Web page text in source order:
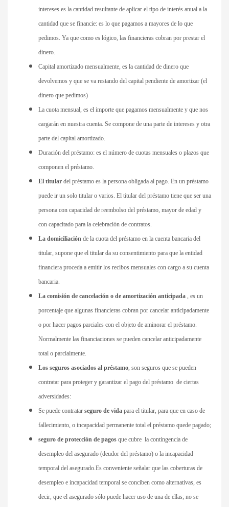
intereses es la cantidad resultante de aplicar el tipo de interés anual a la
cantidad que se financie: es lo que pagamos a mayores de lo que
pedimos. Ya que como es lógico, las financieras cobran por prestar el
dinero.
Capital amortizado mensualmente, es la cantidad de dinero que
devolvemos y que se va restando del capital pendiente de amortizar (el
dinero que pedimos)
La cuota mensual, es el importe que pagamos mensualmente y que nos
cargarán en nuestra cuenta. Se compone de una parte de intereses y otra
parte del capital amortizado.
Duración del préstamo: es el número de cuotas mensuales o plazos que
componen el préstamo.
El titular del préstamo es la persona obligada al pago. En un préstamo
puede ir un solo titular o varios. El titular del préstamo tiene que ser una
persona con capacidad de reembolso del préstamo, mayor de edad y
con capacitado para la celebración de contratos.
La domiciliación de la cuota del préstamo en la cuenta bancaria del
titular, supone que el titular da su consentimiento para que la entidad
financiera proceda a emitir los recibos mensuales con cargo a su cuenta
bancaria.
La comisión de cancelación o de amortización anticipada , es un
porcentaje que algunas financieras cobran por cancelar anticipadamente
o por hacer pagos parciales con el objeto de aminorar el préstamo.
Normalmente las financiaciones se pueden cancelar anticipadamente
total o parcialmente.
Los seguros asociados al préstamo, son seguros que se pueden
contratar para proteger y garantizar el pago del préstamo de ciertas
adversidades:
Se puede contratar seguro de vida para el titular, para que en caso de
fallecimiento, o incapacidad permanente total el préstamo quede pagado;
seguro de protección de pagos que cubre la contingencia de
desempleo del asegurado (deudor del préstamo) o la incapacidad
temporal del asegurado.Es conveniente señalar que las coberturas de
desempleo e incapacidad temporal se conciben como alternativas, es
decir, que el asegurado sólo puede hacer uso de una de ellas; no se